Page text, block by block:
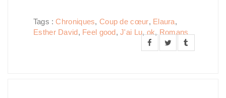
Tags :Chroniques, Coup de cœur, Elaura,
Esther David, Feel good,J'ai Lu, ok, Romans